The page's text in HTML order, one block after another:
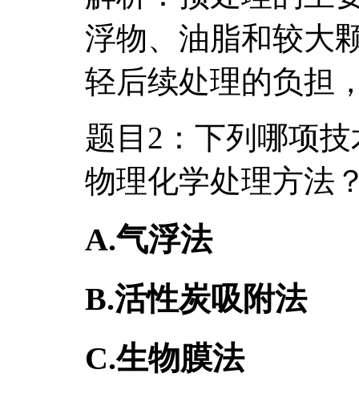
浮物、油脂和较大
轻后续处理的负担
题目2：下列哪项
物理化学处理方法
A.气浮法
B.活性炭吸附法
C.生物膜法